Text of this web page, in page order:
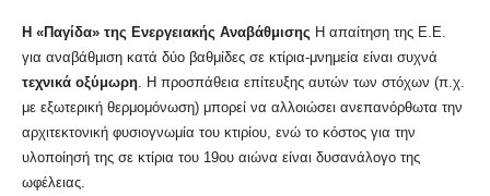
Η «Παγίδα» της Ενεργειακής Αναβάθμισης Η απαίτηση της Ε.Ε.
για αναβάθμιση κατά δύο βαθμίδες σε κτίρια-μνημεία είναι συχνά
τεχνικά οξύμωρη . Η προσπάθεια επίτευξης αυτών των στόχων (π.χ.
με εξωτερική θερμομόνωση) μπορεί να αλλοιώσει ανεπανόρθωτα την
αρχιτεκτονική φυσιογνωμία του κτιρίου, ενώ το κόστος για την
υλοποίησή της σε κτίρια του 19ου αιώνα είναι δυσανάλογο της
ωφέλειας.